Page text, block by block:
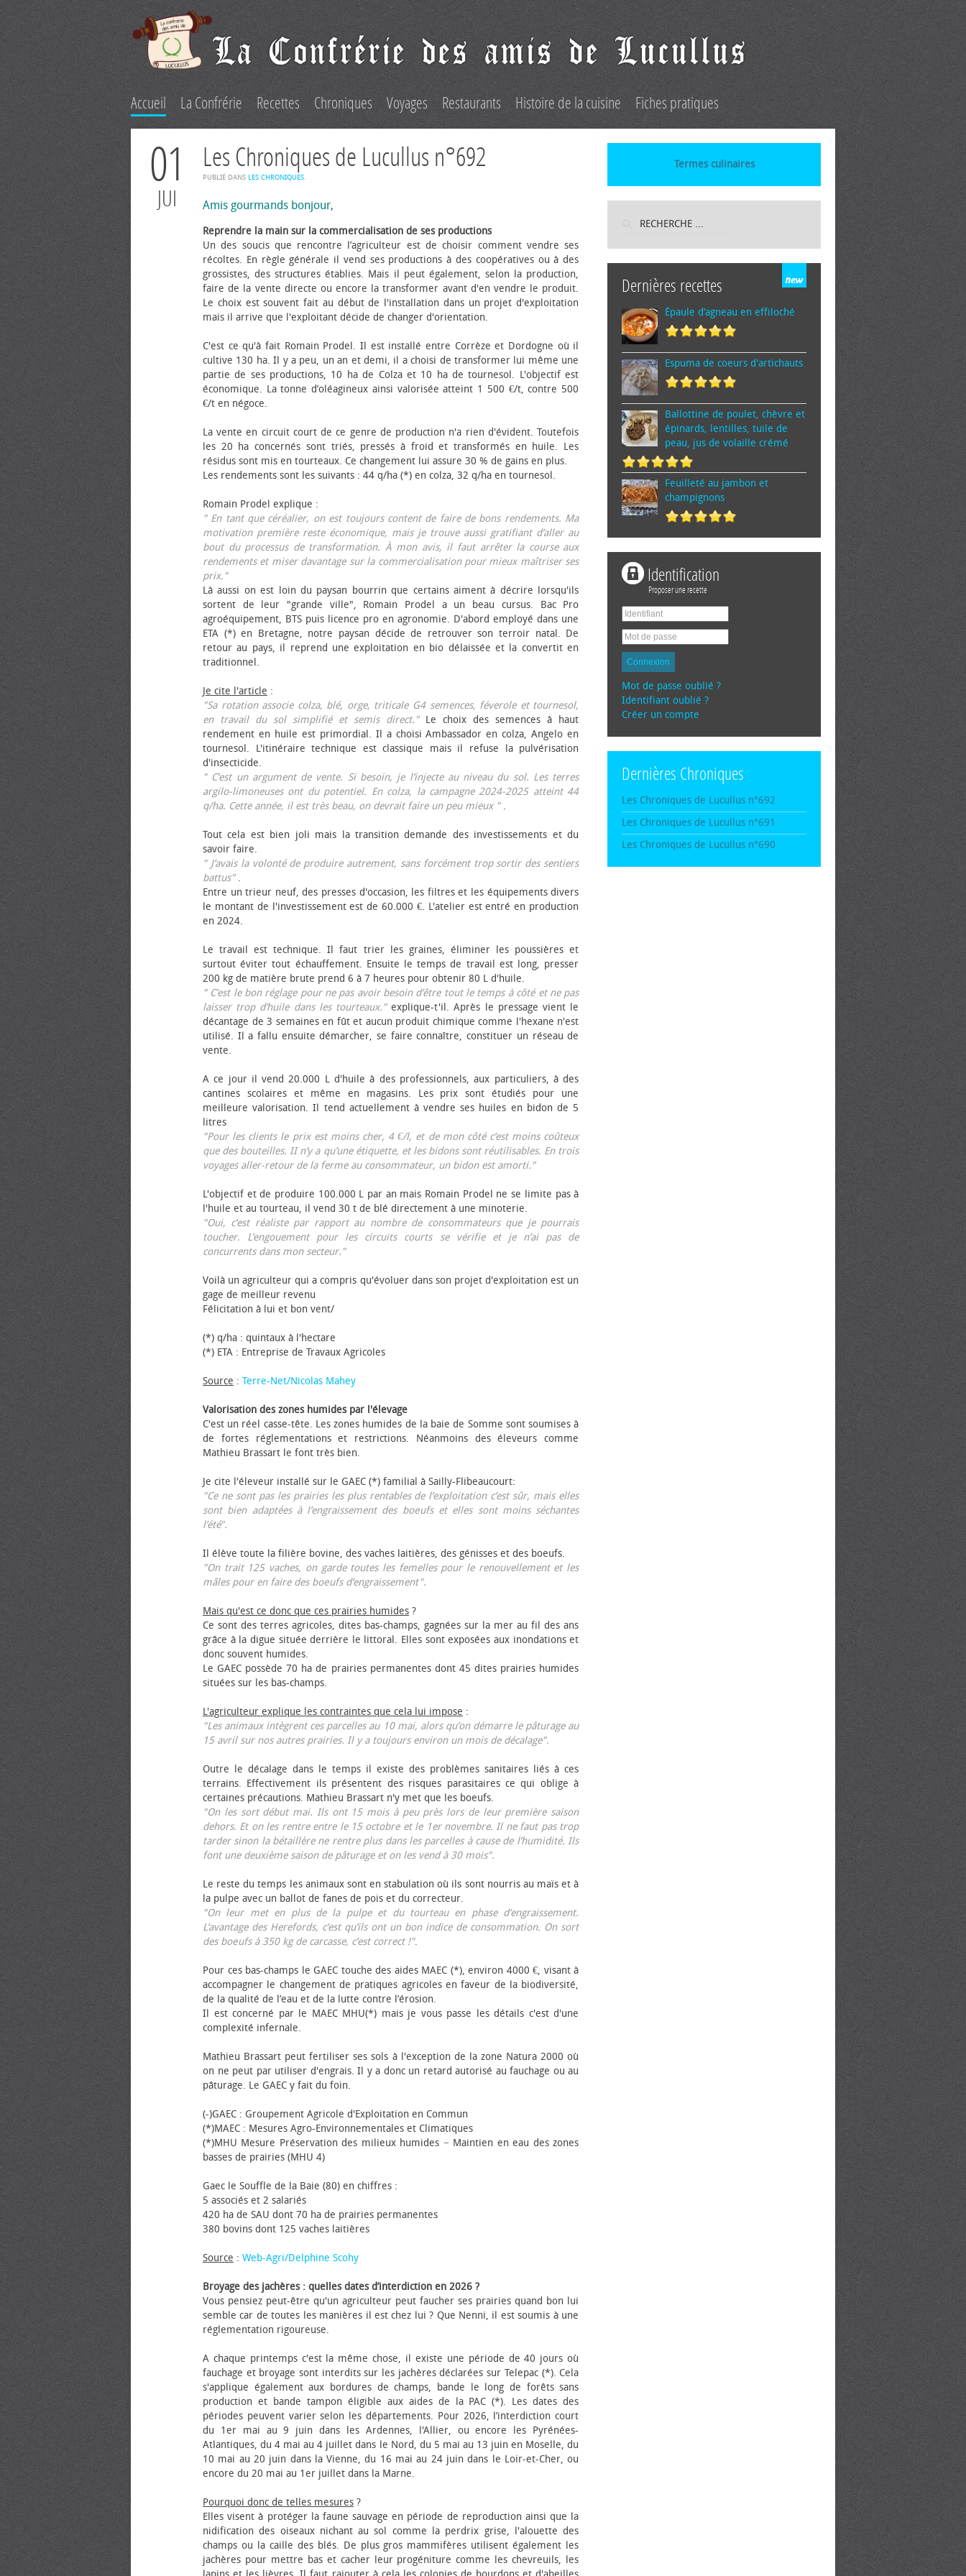
Accueil La Confrérie Recettes Chroniques Voyages Restaurants Histoire de la cuisine Fiches pratiques
01
JUI
Les Chroniques de Lucullus n°692
PUBLIÉ DANS LES CHRONIQUES.
Amis gourmands bonjour,
Reprendre la main sur la commercialisation de ses productions
Un des soucis que rencontre l’agriculteur est de choisir comment vendre ses
récoltes. En règle générale il vend ses productions à des coopératives ou à des
grossistes, des structures établies. Mais il peut également, selon la production,
faire de la vente directe ou encore la transformer avant d'en vendre le produit.
Le choix est souvent fait au début de l'installation dans un projet d'exploitation
mais il arrive que l'exploitant décide de changer d'orientation.
C'est ce qu'à fait Romain Prodel. Il est installé entre Corrèze et Dordogne où il
cultive 130 ha. Il y a peu, un an et demi, il a choisi de transformer lui même une
partie de ses productions, 10 ha de Colza et 10 ha de tournesol. L'objectif est
économique. La tonne d’oléagineux ainsi valorisée atteint 1 500 €/t, contre 500
€/t en négoce.
La vente en circuit court de ce genre de production n'a rien d'évident. Toutefois
les 20 ha concernés sont triés, pressés à froid et transformés en huile. Les
résidus sont mis en tourteaux. Ce changement lui assure 30 % de gains en plus.
Les rendements sont les suivants : 44 q/ha (*) en colza, 32 q/ha en tournesol.
Romain Prodel explique :
" En tant que céréalier, on est toujours content de faire de bons rendements. Ma
motivation première reste économique, mais je trouve aussi gratifiant d’aller au
bout du processus de transformation. À mon avis, il faut arrêter la course aux
rendements et miser davantage sur la commercialisation pour mieux maîtriser ses
prix."
Là aussi on est loin du paysan bourrin que certains aiment à décrire lorsqu'ils
sortent de leur "grande ville", Romain Prodel a un beau cursus. Bac Pro
agroéquipement, BTS puis licence pro en agronomie. D'abord employé dans une
ETA (*) en Bretagne, notre paysan décide de retrouver son terroir natal. De
retour au pays, il reprend une exploitation en bio délaissée et la convertit en
traditionnel.
Je cite l'article :
"Sa rotation associe colza, blé, orge, triticale G4 semences, féverole et tournesol,
en travail du sol simplifié et semis direct."Le choix des semences à haut
rendement en huile est primordial. Il a choisi Ambassador en colza, Angelo en
tournesol. L'itinéraire technique est classique mais il refuse la pulvérisation
d'insecticide.
" C’est un argument de vente. Si besoin, je l’injecte au niveau du sol. Les terres
argilo-limoneuses ont du potentiel. En colza, la campagne 2024-2025 atteint 44
q/ha. Cette année, il est très beau, on devrait faire un peu mieux ".
Tout cela est bien joli mais la transition demande des investissements et du
savoir faire.
" J’avais la volonté de produire autrement, sans forcément trop sortir des sentiers
battus".
Entre un trieur neuf, des presses d'occasion, les filtres et les équipements divers
le montant de l'investissement est de 60.000 €. L'atelier est entré en production
en 2024.
Le travail est technique. Il faut trier les graines, éliminer les poussières et
surtout éviter tout échauffement. Ensuite le temps de travail est long, presser
200 kg de matière brute prend 6 à 7 heures pour obtenir 80 L d'huile.
" C’est le bon réglage pour ne pas avoir besoin d’être tout le temps à côté et ne pas
laisser trop d’huile dans les tourteaux."explique-t'il. Après le pressage vient le
décantage de 3 semaines en fût et aucun produit chimique comme l'hexane n'est
utilisé. Il a fallu ensuite démarcher, se faire connaître, constituer un réseau de
vente.
A ce jour il vend 20.000 L d'huile à des professionnels, aux particuliers, à des
cantines scolaires et même en magasins. Les prix sont étudiés pour une
meilleure valorisation. Il tend actuellement à vendre ses huiles en bidon de 5
litres
"Pour les clients le prix est moins cher, 4 €/l, et de mon côté c’est moins coûteux
que des bouteilles. II n’y a qu’une étiquette, et les bidons sont réutilisables. En trois
voyages aller-retour de la ferme au consommateur, un bidon est amorti."
L'objectif et de produire 100.000 L par an mais Romain Prodel ne se limite pas à
l'huile et au tourteau, il vend 30 t de blé directement à une minoterie.
"Oui, c’est réaliste par rapport au nombre de consommateurs que je pourrais
toucher. L’engouement pour les circuits courts se vérifie et je n’ai pas de
concurrents dans mon secteur."
Voilà un agriculteur qui a compris qu'évoluer dans son projet d'exploitation est un
gage de meilleur revenu
Félicitation à lui et bon vent/
(*) q/ha : quintaux à l'hectare
(*) ETA : Entreprise de Travaux Agricoles
Source : Terre-Net/Nicolas Mahey
Valorisation des zones humides par l'élevage
C'est un réel casse-tête. Les zones humides de la baie de Somme sont soumises à
de fortes réglementations et restrictions. Néanmoins des éleveurs comme
Mathieu Brassart le font très bien.
Je cite l'éleveur installé sur le GAEC (*) familial à Sailly-Flibeaucourt:
"Ce ne sont pas les prairies les plus rentables de l’exploitation c’est sûr, mais elles
sont bien adaptées à l’engraissement des bœufs et elles sont moins séchantes
l’été".
Il élève toute la filière bovine, des vaches laitières, des génisses et des bœufs.
"On trait 125 vaches, on garde toutes les femelles pour le renouvellement et les
mâles pour en faire des bœufs d’engraissement".
Mais qu'est ce donc que ces prairies humides ?
Ce sont des terres agricoles, dites bas-champs, gagnées sur la mer au fil des ans
grâce à la digue située derrière le littoral. Elles sont exposées aux inondations et
donc souvent humides.
Le GAEC possède 70 ha de prairies permanentes dont 45 dites prairies humides
situées sur les bas-champs.
L'agriculteur explique les contraintes que cela lui impose :
"Les animaux intègrent ces parcelles au 10 mai, alors qu’on démarre le pâturage au
15 avril sur nos autres prairies. Il y a toujours environ un mois de décalage".
Outre le décalage dans le temps il existe des problèmes sanitaires liés à ces
terrains. Effectivement ils présentent des risques parasitaires ce qui oblige à
certaines précautions. Mathieu Brassart n'y met que les bœufs.
"On les sort début mai. Ils ont 15 mois à peu près lors de leur première saison
dehors. Et on les rentre entre le 15 octobre et le 1er novembre. Il ne faut pas trop
tarder sinon la bétaillère ne rentre plus dans les parcelles à cause de l’humidité. Ils
font une deuxième saison de pâturage et on les vend à 30 mois".
Le reste du temps les animaux sont en stabulation où ils sont nourris au maïs et à
la pulpe avec un ballot de fanes de pois et du correcteur.
"On leur met en plus de la pulpe et du tourteau en phase d’engraissement.
L’avantage des Herefords, c’est qu’ils ont un bon indice de consommation. On sort
des bœufs à 350 kg de carcasse, c’est correct !".
Pour ces bas-champs le GAEC touche des aides MAEC (*), environ 4000 €, visant à
accompagner le changement de pratiques agricoles en faveur de la biodiversité,
de la qualité de l’eau et de la lutte contre l’érosion.
Il est concerné par le MAEC MHU(*) mais je vous passe les détails c'est d'une
complexité infernale.
Mathieu Brassart peut fertiliser ses sols à l'exception de la zone Natura 2000 où
on ne peut par utiliser d'engrais. Il y a donc un retard autorisé au fauchage ou au
pâturage. Le GAEC y fait du foin.
(-)GAEC : Groupement Agricole d'Exploitation en Commun
(*)MAEC : Mesures Agro-Environnementales et Climatiques
(*)MHU Mesure Préservation des milieux humides − Maintien en eau des zones
basses de prairies (MHU 4)
Gaec le Souffle de la Baie (80) en chiffres :
5 associés et 2 salariés
420 ha de SAU dont 70 ha de prairies permanentes
380 bovins dont 125 vaches laitières
Source : Web-Agri/Delphine Scohy
Broyage des jachères : quelles dates d’interdiction en 2026 ?
Vous pensiez peut-être qu'un agriculteur peut faucher ses prairies quand bon lui
semble car de toutes les manières il est chez lui ? Que Nenni, il est soumis à une
réglementation rigoureuse.
A chaque printemps c'est la même chose, il existe une période de 40 jours où
fauchage et broyage sont interdits sur les jachères déclarées sur Telepac (*). Cela
s'applique également aux bordures de champs, bande le long de forêts sans
production et bande tampon éligible aux aides de la PAC (*). Les dates des
périodes peuvent varier selon les départements. Pour 2026, l’interdiction court
du 1er mai au 9 juin dans les Ardennes, l'Allier, ou encore les Pyrénées-
Atlantiques, du 4 mai au 4 juillet dans le Nord, du 5 mai au 13 juin en Moselle, du
10 mai au 20 juin dans la Vienne, du 16 mai au 24 juin dans le Loir-et-Cher, ou
encore du 20 mai au 1er juillet dans la Marne.
Pourquoi donc de telles mesures ?
Elles visent à protéger la faune sauvage en période de reproduction ainsi que la
nidification des oiseaux nichant au sol comme la perdrix grise, l'alouette des
champs ou la caille des blés. De plus gros mammifères utilisent également les
jachères pour mettre bas et cacher leur progéniture comme les chevreuils, les
Termes culinaires
Dernières recettes
Épaule d’agneau en effiloché
Espuma de cœurs d'artichauts
Ballottine de poulet, chèvre et
épinards, lentilles, tuile de
peau, jus de volaille crémé
Feuilleté au jambon et
champignons
Identification
Proposer une recette
Connexion
Mot de passe oublié ?
Identifiant oublié ?
Créer un compte
Dernières Chroniques
Les Chroniques de Lucullus n°692
Les Chroniques de Lucullus n°691
Les Chroniques de Lucullus n°690